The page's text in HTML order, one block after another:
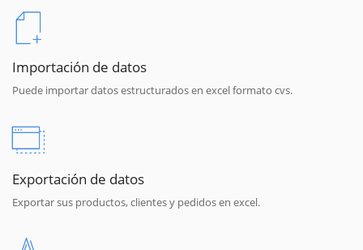
Importación de datos
Puede importar datos estructurados en excel formato cvs.
Exportación de datos
Exportar sus productos, clientes y pedidos en excel.